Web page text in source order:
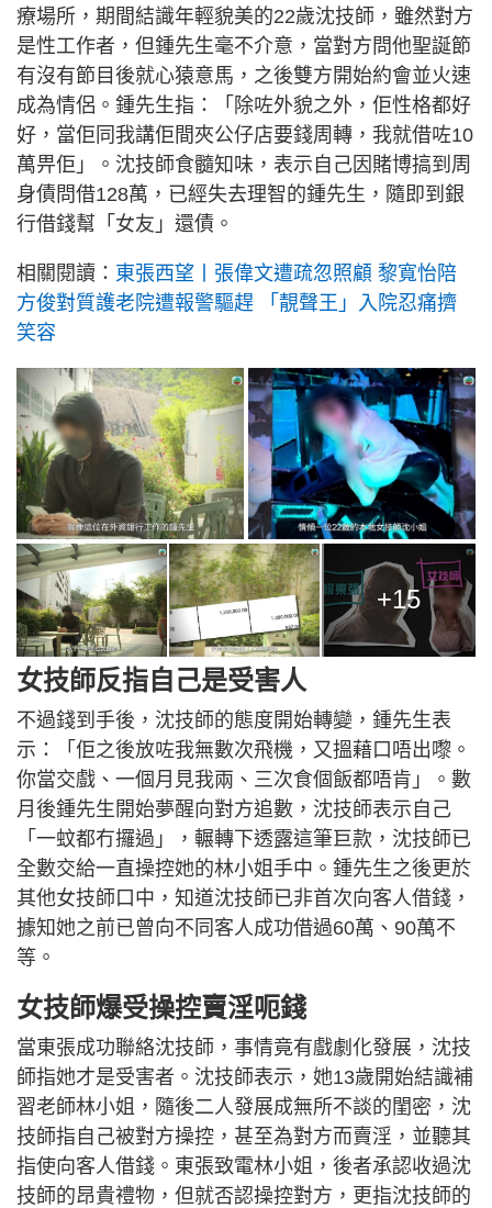
療場所，期間結識年輕貌美的22歲沈技師，雖然對方
是性工作者，但鍾先生毫不介意，當對方問他聖誕節
有沒有節目後就心猿意馬，之後雙方開始約會並火速
成為情侶。鍾先生指：「除咗外貌之外，佢性格都好
好，當佢同我講佢間夾公仔店要錢周轉，我就借咗10
萬畀佢」。沈技師食髓知味，表示自己因賭博搞到周
身債問借128萬，已經失去理智的鍾先生，隨即到銀
行借錢幫「女友」還債。
相關閱讀： 東張西望丨張偉文遭疏忽照顧 黎寬怡陪
方俊對質護老院遭報警驅趕 「靚聲王」入院忍痛擠
笑容
+15
女技師反指自己是受害人
不過錢到手後，沈技師的態度開始轉變，鍾先生表
示：「佢之後放咗我無數次飛機，又搵藉口唔出嚟。
你當交戲、一個月見我兩、三次食個飯都唔肯」。數
月後鍾先生開始夢醒向對方追數，沈技師表示自己
「一蚊都冇攞過」，輾轉下透露這筆巨款，沈技師已
全數交給一直操控她的林小姐手中。鍾先生之後更於
其他女技師口中，知道沈技師已非首次向客人借錢，
據知她之前已曾向不同客人成功借過60萬、90萬不
等。
女技師爆受操控賣淫呃錢
當東張成功聯絡沈技師，事情竟有戲劇化發展，沈技
師指她才是受害者。沈技師表示，她13歲開始結識補
習老師林小姐，隨後二人發展成無所不談的閨密，沈
技師指自己被對方操控，甚至為對方而賣淫，並聽其
指使向客人借錢。東張致電林小姐，後者承認收過沈
技師的昂貴禮物，但就否認操控對方，更指沈技師的